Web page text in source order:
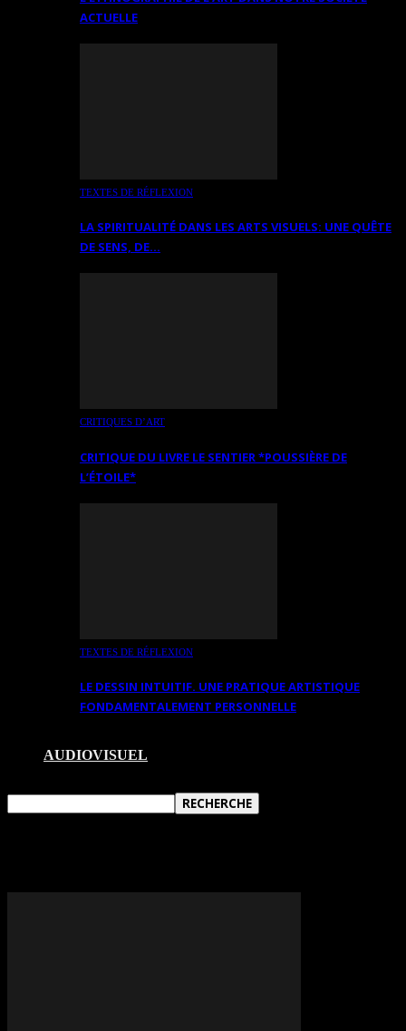
ACTUELLE
TEXTES DE RÉFLEXION
LA SPIRITUALITÉ DANS LES ARTS VISUELS: UNE QUÊTE
DE SENS, DE…
CRITIQUES D’ART
CRITIQUE DU LIVRE LE SENTIER *POUSSIÈRE DE
L’ÉTOILE*
TEXTES DE RÉFLEXION
LE DESSIN INTUITIF. UNE PRATIQUE ARTISTIQUE
FONDAMENTALEMENT PERSONNELLE
AUDIOVISUEL